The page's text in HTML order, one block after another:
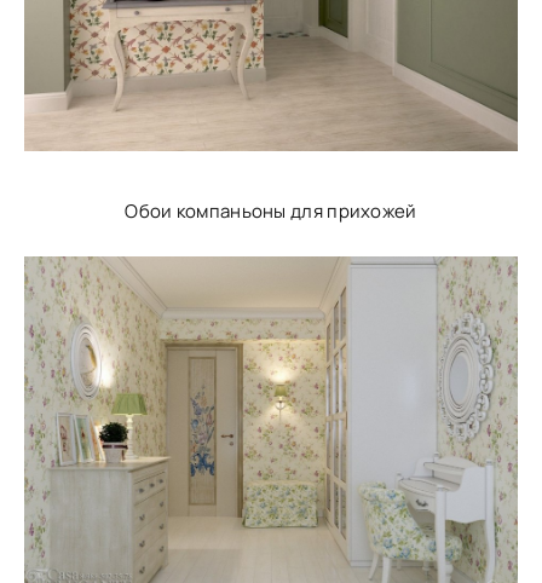
Обои компаньоны для прихожей